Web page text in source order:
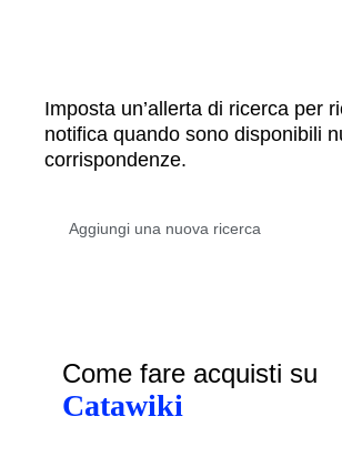
Imposta un’allerta di ricerca per
notifica quando sono disponibili
corrispondenze.
Come fare acquisti su
Catawiki